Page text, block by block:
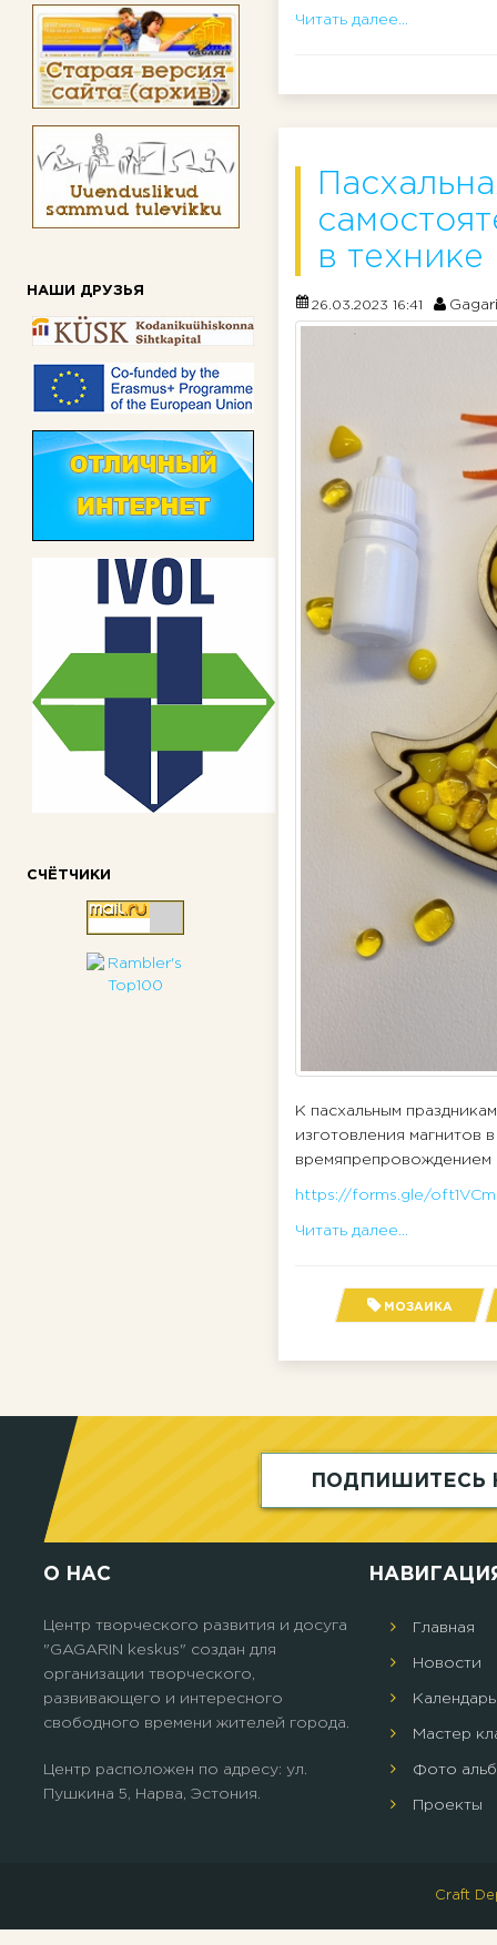
НАШИ ДРУЗЬЯ
СЧЁТЧИКИ
Читать далее...
в
26.03.2023 16:41
К пасхальным
изготовления магнитов
времяпрепровождением
https://forms.gle/
Читать далее...
МОЗАИКА
ПОДПИШИТЕСЬ
О НАС
Центр творческого развития и досуга
"GAGARIN keskus" создан для
организации творческого,
развивающего и интересного
свободного времени жителей города.
Центр расположен по адресу: ул.
Пушкина 5, Нарва, Эстония.
Главная
Новости
Календарь
Мастер
Фото
Проекты
Craft